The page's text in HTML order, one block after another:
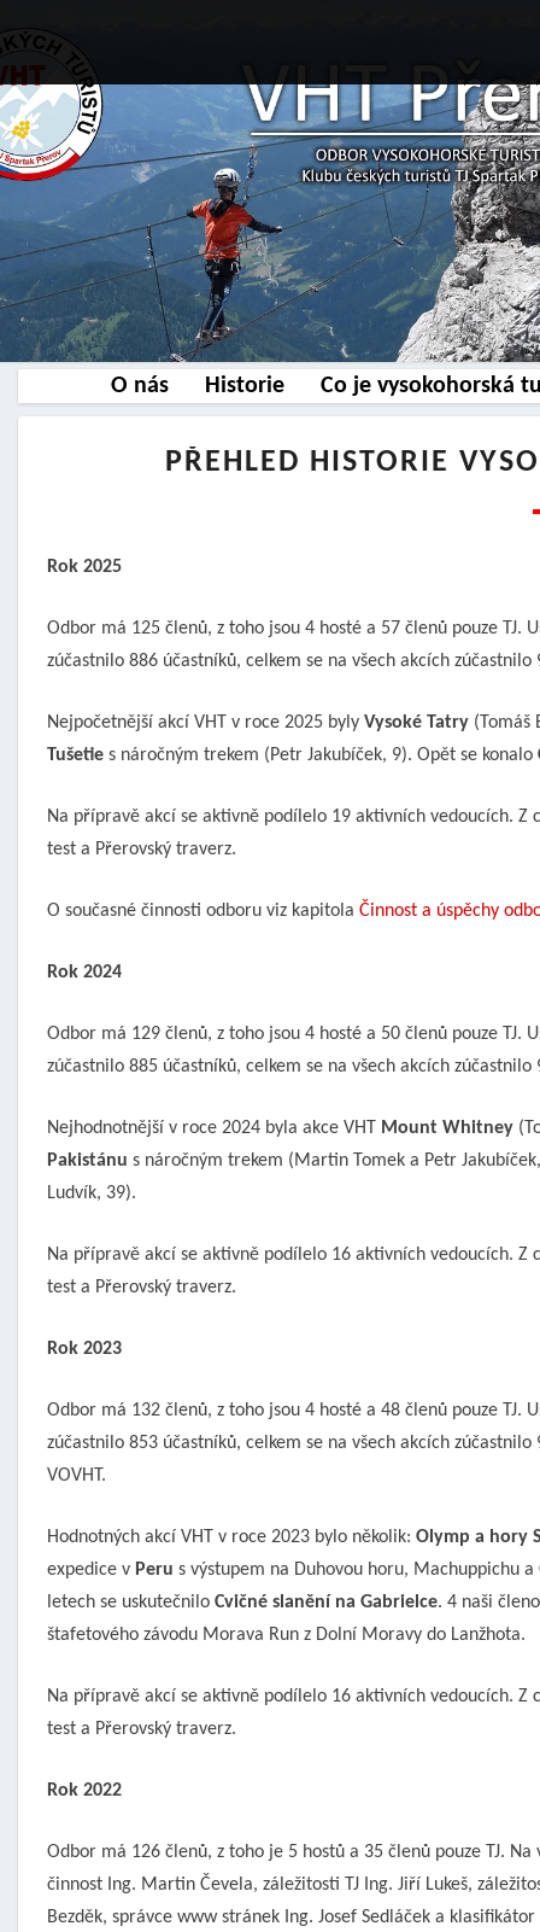
O nás Historie Co je vysokohorská
PŘEHLED HISTORIE
Rok 2025
Odbor má 125 členů, z toho jsou 4 hosté a 57 členů pouze TJ.
zúčastnilo 886 účastníků, celkem se na všech akcích zúčastnilo
Nejpočetnější akcí VHT v roce 2025 byly Vysoké Tatry (Tomáš
Tušetie s náročným trekem (Petr Jakubíček, 9). Opět se konalo
Na přípravě akcí se aktivně podílelo 19 aktivních vedoucích.
test a Přerovský traverz.
O současné činnosti odboru viz kapitola Činnost a úspěchy
Rok 2024
Odbor má 129 členů, z toho jsou 4 hosté a 50 členů pouze TJ.
zúčastnilo 885 účastníků, celkem se na všech akcích zúčastnilo
Nejhodnotnější v roce 2024 byla akce VHT Mount Whitney
Pakistánu s náročným trekem (Martin Tomek a Petr
Ludvík, 39).
Na přípravě akcí se aktivně podílelo 16 aktivních vedoucích.
test a Přerovský traverz.
Rok 2023
Odbor má 132 členů, z toho jsou 4 hosté a 48 členů pouze TJ.
zúčastnilo 853 účastníků, celkem se na všech akcích
VOVHT.
Hodnotných akcí VHT v roce 2023 bylo několik: O lymp a hory
expedice v Peru s výstupem na Duhovou horu, Machuppichu
letech se uskutečnilo Cvičné slanění na Gabrielce. 4 naši
štafetového závodu Morava Run z Dolní Moravy do Lanžhota.
Na přípravě akcí se aktivně podílelo 16 aktivních vedoucích.
test a Přerovský traverz.
Rok 2022
Odbor má 126 členů, z toho je 5 hostů a 35 členů pouze TJ.
činnost Ing. Martin Čevela, záležitosti TJ Ing. Jiří Lukeš,
Bezděk, správce www stránek Ing. Josef Sedláček a